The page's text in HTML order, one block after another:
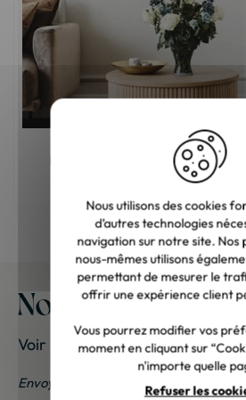
Meuble en bois : comment
teinte ?
Nos meubles
Voir les photos de nos clients
Envoyez-nous vos photos ; une petite
Nous utilisons des cookies
d’autres technologies
navigation sur notre site. Nos
nous-mêmes utilisons
permettant de mesurer le
offrir une expérience client
Vous pourrez modifier vos
moment en cliquant sur
n'importe quelle
Refuser les